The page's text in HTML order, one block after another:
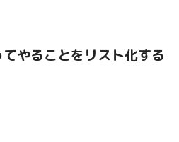
やることをリスト化する